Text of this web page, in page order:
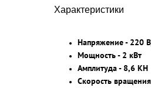
Характеристики
Напряжение - 220
Мощность - 2 кВт
Амплитуда - 8,6 KH
Скорость